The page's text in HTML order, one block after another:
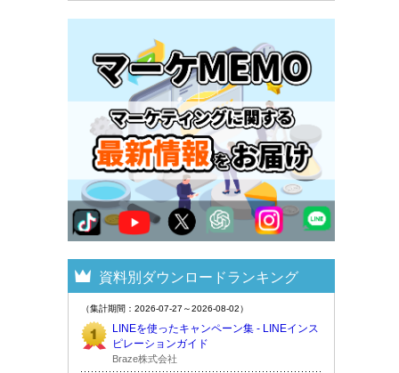
資料別ダウンロードランキング
（集計期間：2026-07-27～2026-08-02）
LINEを使ったキャンペーン集 - LINEインス
ピレーションガイド
Braze株式会社